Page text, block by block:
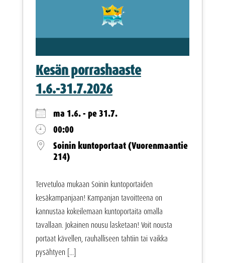
Kesän porrashaaste
1.6.-31.7.2026
ma 1.6. - pe 31.7.
00:00
Soinin kuntoportaat (Vuorenmaantie
214)
Tervetuloa mukaan Soinin kuntoportaiden
kesäkampanjaan! Kampanjan tavoitteena on
kannustaa kokeilemaan kuntoportaita omalla
tavallaan. Jokainen nousu lasketaan! Voit nousta
portaat kävellen, rauhalliseen tahtiin tai vaikka
pysähtyen [...]